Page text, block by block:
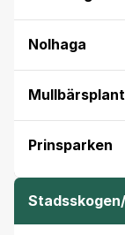
Nolhaga
Prinsparken